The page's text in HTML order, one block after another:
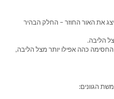
את האור החוזר – החלק הבהיר
הליבה.
כהה אפילו יותר מצל הליבה,
הגוונים: